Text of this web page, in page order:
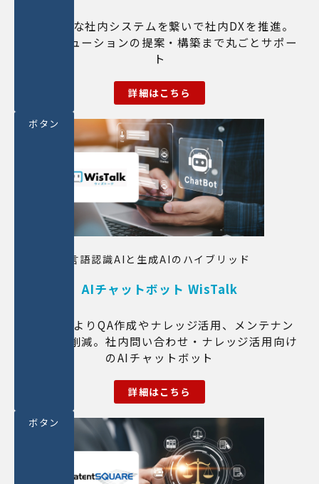
バラバラな社内システムを繋いで社内DXを推進。
連携ソリューションの提案・構築まで丸ごとサポー
ト
詳細はこちら
言語認識AIと生成AIのハイブリッド
AIチャットボット WisTalk
生成AIによりQA作成やナレッジ活用、メンテナン
ス負荷を削減。社内問い合わせ・ナレッジ活用向け
のAIチャットボット
ボタン
詳細はこちら
ボタン